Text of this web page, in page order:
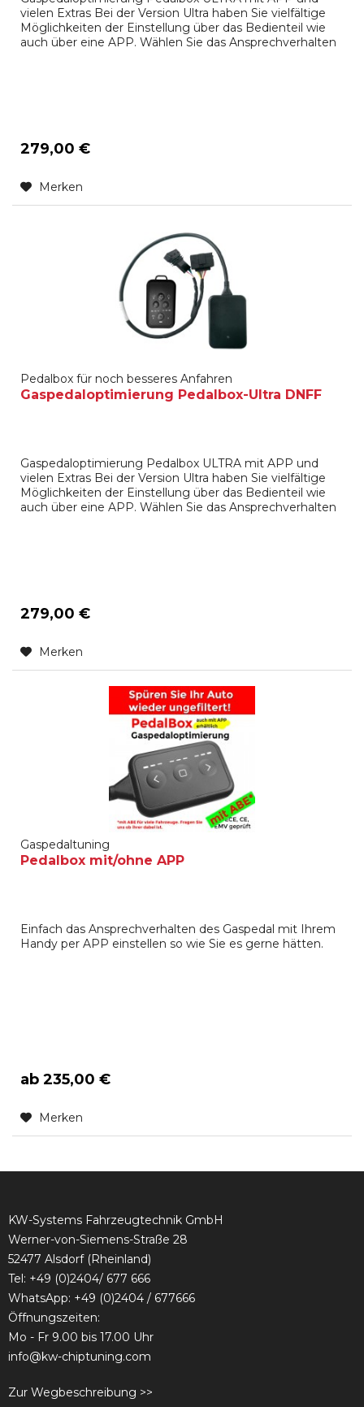
vielen Extras Bei der Version Ultra haben Sie vielfältige
Möglichkeiten der Einstellung über das Bedienteil wie
auch über eine APP. Wählen Sie das Ansprechverhalten
279,00 €
Merken
Pedalbox für noch besseres Anfahren
Gaspedaloptimierung Pedalbox-Ultra DNFF
Gaspedaloptimierung Pedalbox ULTRA mit APP und
vielen Extras Bei der Version Ultra haben Sie vielfältige
Möglichkeiten der Einstellung über das Bedienteil wie
auch über eine APP. Wählen Sie das Ansprechverhalten
279,00 €
Merken
Gaspedaltuning
Pedalbox mit/ohne APP
Einfach das Ansprechverhalten des Gaspedal mit Ihrem
Handy per APP einstellen so wie Sie es gerne hätten.
ab 235,00 €
Merken
KW-Systems Fahrzeugtechnik GmbH
Werner-von-Siemens-Straße 28
52477 Alsdorf (Rheinland)
Tel: +49 (0)2404/ 677 666
WhatsApp: +49 (0)2404 / 677666
Öffnungszeiten:
Mo - Fr 9.00 bis 17.00 Uhr
info@kw-chiptuning.com
Zur Wegbeschreibung >>